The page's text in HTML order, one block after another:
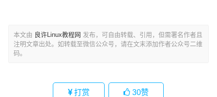
本文由 良许Linux教程网 发布，可自由转载、引用，但需署名作者且
注明文章出处。如转载至微信公众号，请在文末添加作者公众号二维
码。
打赏 30赞